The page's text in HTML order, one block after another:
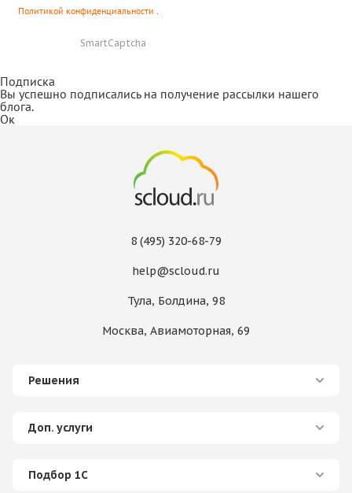
Политикой конфиденциальности
SmartCaptcha
Подписка
Вы успешно подписались на получение рассылки нашего
блога.
Ок
8 (495) 320-68-79
help@scloud.ru
Тула, Болдина, 98
Москва, Авиамоторная, 69
Решения
Доп. услуги
Подбор 1С